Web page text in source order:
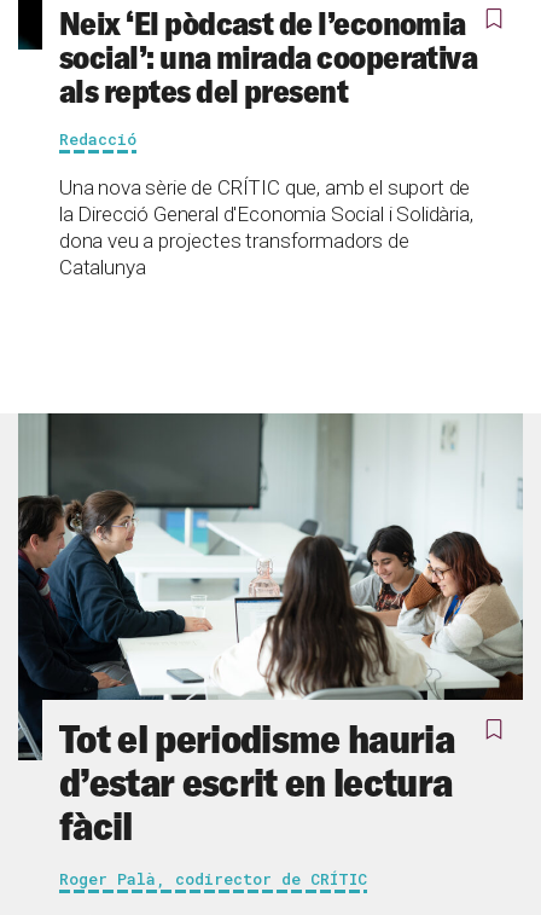
Neix ‘El pòdcast de l’economia
social’: una mirada cooperativa
als reptes del present
Redacció
Una nova sèrie de CRÍTIC que, amb el suport de
la Direcció General d'Economia Social i Solidària,
dona veu a projectes transformadors de
Catalunya
Tot el periodisme hauria
d’estar escrit en lectura
fàcil
Roger Palà, codirector de CRÍTIC